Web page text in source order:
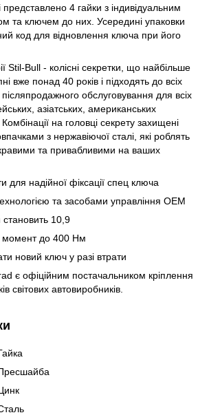
4 гайки з індивідуальним
та ключем до них. Усередині упаковки
код для відновлення ключа при його
Stil-Bull - колісні секретки, що найбільше
вже понад 40 років і підходять до всіх
обслуговування для всіх
азіатських, американських
на головці секрету захищені
з нержавіючої сталі, які роблять
та привабливими на ваших
для надійної фіксації спец ключа
та засобами управління OEM
становить 10,9
момент до 400 Нм
новий ключ у разі втрати
є офіційним постачальником кріплення
світових автовиробників.